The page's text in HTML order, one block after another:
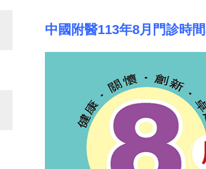
中國附醫113年8月門診時